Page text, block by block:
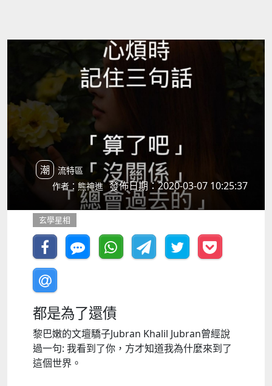
潮流特區
作者：熊神進 發佈日期：2020-03-07 10:25:37
玄學星相
都是為了還債
黎巴嫩的文壇驕子Jubran Khalil Jubran曾經說
過一句: 我看到了你，方才知道我為什麼來到了
這個世界。